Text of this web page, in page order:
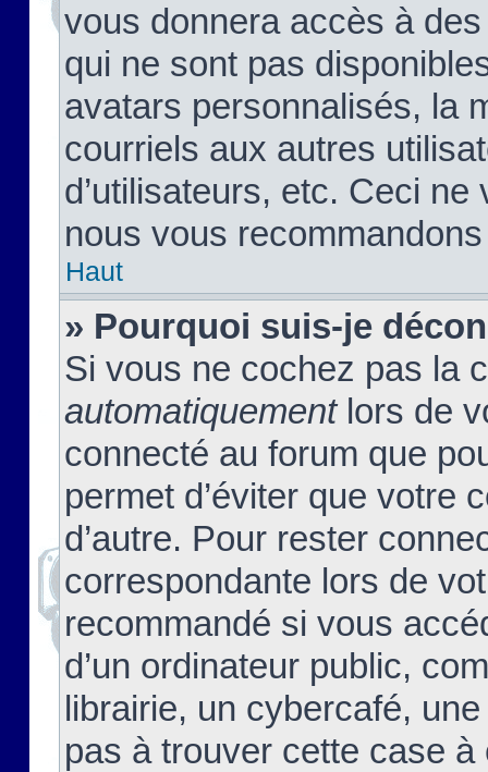
vous donnera accès à
qui ne sont pas
avatars personnalisés, la
courriels aux autres
d’utilisateurs, etc. Ceci
nous vous
Haut
» Pourquoi suis-je
Si vous ne cochez pas la
automatiquementlors de
connecté au forum que
permet d’éviter que votre
d’autre. Pour rester
correspondante lors de
recommandé si vous
d’un ordinateur public,
librairie, un cybercafé,
pas à trouver cette case à